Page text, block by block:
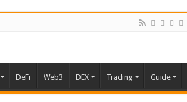
DeFi Web3 DEX Trading Guide